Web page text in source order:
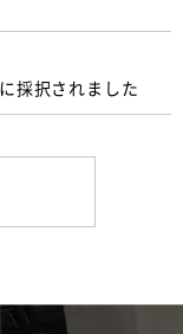
採択されました